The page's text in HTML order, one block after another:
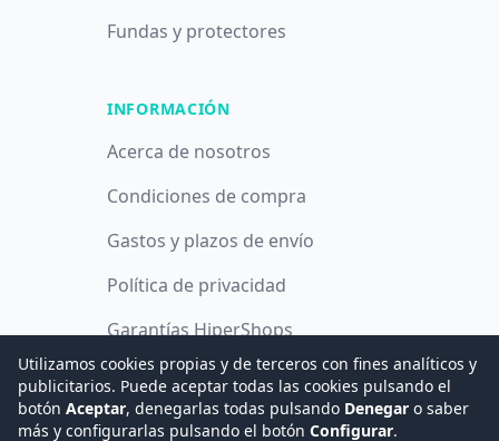
Fundas y protectores
INFORMACIÓN
Acerca de nosotros
Condiciones de compra
Gastos y plazos de envío
Política de privacidad
Garantías HiperShops
Política de cookies
Utilizamos cookies propias y de terceros con fines analíticos y
publicitarios. Puede aceptar todas las cookies pulsando el
botón Aceptar, denegarlas todas pulsando Denegar o saber
más y configurarlas pulsando el botón Configurar.